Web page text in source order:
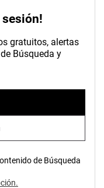
gratuitos, alertas
Búsqueda y
de Búsqueda